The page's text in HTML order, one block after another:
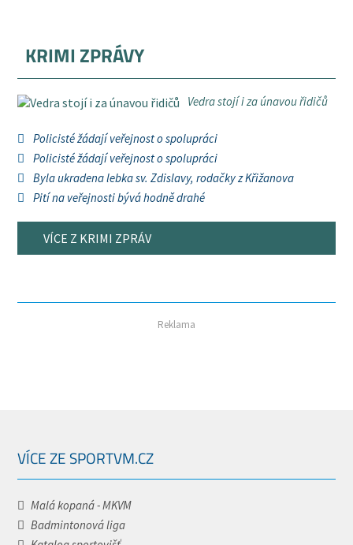
KRIMI ZPRÁVY
Vedra stojí i za únavou řidičů
Policisté žádají veřejnost o spolupráci
Policisté žádají veřejnost o spolupráci
Byla ukradena lebka sv. Zdislavy, rodačky z Křižanova
Pití na veřejnosti bývá hodně drahé
VÍCE Z KRIMI ZPRÁV
Reklama
VÍCE ZE SPORTVM.CZ
Malá kopaná - MKVM
Badmintonová liga